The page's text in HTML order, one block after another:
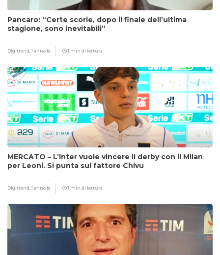
Pancaro: “Certe scorie, dopo il finale dell’ultima
stagione, sono inevitabili”
Digitrend,1 anno fa 1 min di lettura
MERCATO – L’Inter vuole vincere il derby con il Milan
per Leoni. Si punta sul fattore Chivu
Digitrend,1 anno fa 1 min di lettura